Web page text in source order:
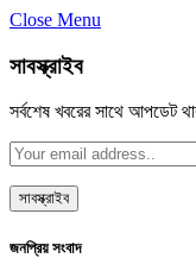
Close Menu
সাবস্ক্রাইব
সর্বশেষ খবরের সাথে আপডেট
জনপ্রিয় সংবাদ